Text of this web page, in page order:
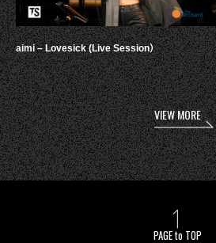
aimi – Lovesick (Live Session）
VIEW MORE
PAGE to TOP